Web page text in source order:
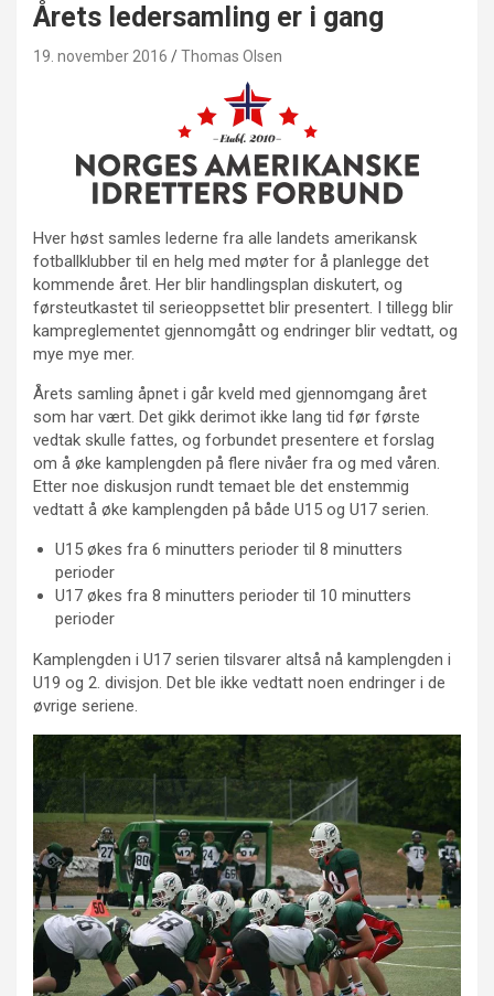
Årets ledersamling er i gang
19. november 2016 Thomas Olsen
Hver høst samles lederne fra alle landets amerikansk
fotballklubber til en helg med møter for å planlegge det
kommende året. Her blir handlingsplan diskutert, og
førsteutkastet til serieoppsettet blir presentert. I tillegg blir
kampreglementet gjennomgått og endringer blir vedtatt, og
mye mye mer.
Årets samling åpnet i går kveld med gjennomgang året
som har vært. Det gikk derimot ikke lang tid før første
vedtak skulle fattes, og forbundet presentere et forslag
om å øke kamplengden på flere nivåer fra og med våren.
Etter noe diskusjon rundt temaet ble det enstemmig
vedtatt å øke kamplengden på både U15 og U17 serien.
U15 økes fra 6 minutters perioder til 8 minutters
perioder
U17 økes fra 8 minutters perioder til 10 minutters
perioder
Kamplengden i U17 serien tilsvarer altså nå kamplengden i
U19 og 2. divisjon. Det ble ikke vedtatt noen endringer i de
øvrige seriene.